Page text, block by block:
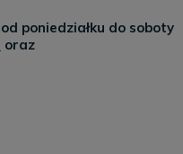
poniedziałku do soboty
oraz